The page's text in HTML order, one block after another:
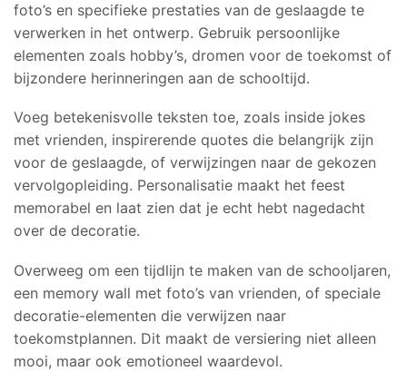
foto’s en specifieke prestaties van de geslaagde te
verwerken in het ontwerp. Gebruik persoonlijke
elementen zoals hobby’s, dromen voor de toekomst of
bijzondere herinneringen aan de schooltijd.
Voeg betekenisvolle teksten toe, zoals inside jokes
met vrienden, inspirerende quotes die belangrijk zijn
voor de geslaagde, of verwijzingen naar de gekozen
vervolgopleiding. Personalisatie maakt het feest
memorabel en laat zien dat je echt hebt nagedacht
over de decoratie.
Overweeg om een tijdlijn te maken van de schooljaren,
een memory wall met foto’s van vrienden, of speciale
decoratie-elementen die verwijzen naar
toekomstplannen. Dit maakt de versiering niet alleen
mooi, maar ook emotioneel waardevol.